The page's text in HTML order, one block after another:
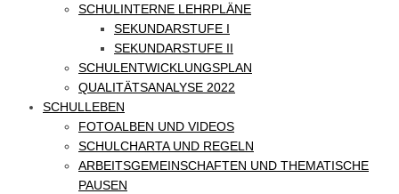
SCHULINTERNE LEHRPLÄNE
SEKUNDARSTUFE I
SEKUNDARSTUFE II
SCHULENTWICKLUNGSPLAN
QUALITÄTSANALYSE 2022
SCHULLEBEN
FOTOALBEN UND VIDEOS
SCHULCHARTA UND REGELN
ARBEITSGEMEINSCHAFTEN UND THEMATISCHE
PAUSEN